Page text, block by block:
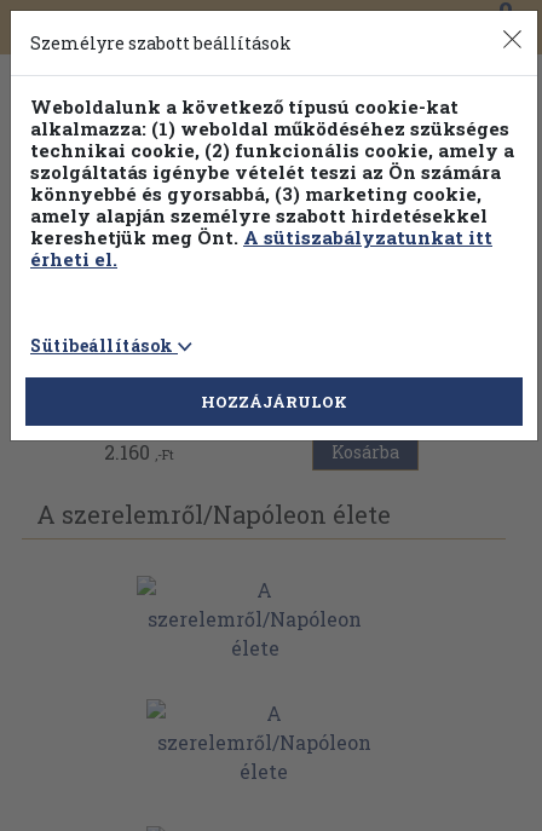
Toggle
navigation
0
Válogasson több mint 30 000 kötet közül
Hobbi témakörökben20% kedvezménnyel!
Vissza az előző oldalra
2.160 ,-Ft Kosárba
A szerelemről/Napóleon élete
Személyre szabott beállítások
Weboldalunk a következő típusú cookie-kat
alkalmazza: (1) weboldal működéséhez szükséges
technikai cookie, (2) funkcionális cookie, amely a
szolgáltatás igénybe vételét teszi az Ön számára
könnyebbé és gyorsabbá, (3) marketing cookie,
amely alapján személyre szabott hirdetésekkel
kereshetjük meg Önt. A sütiszabályzatunkat itt
érheti el.
Sütibeállítások
HOZZÁJÁRULOK